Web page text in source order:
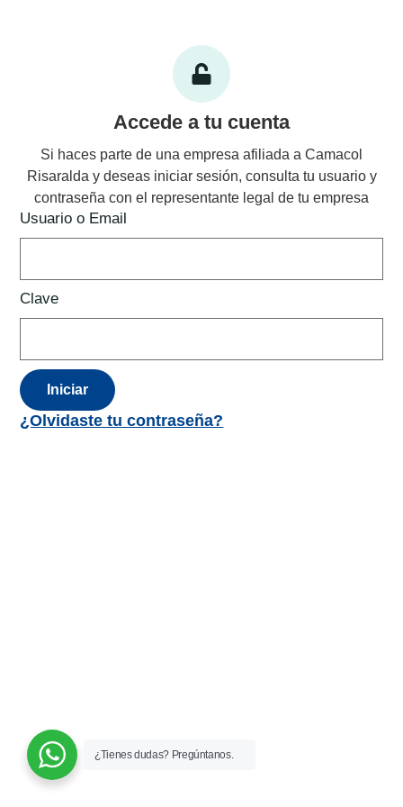
Accede a tu cuenta
Si haces parte de una empresa afiliada a Camacol
Risaralda y deseas iniciar sesión, consulta tu usuario y
contraseña con el representante legal de tu empresa
Usuario o Email
Clave
Iniciar
¿Olvidaste tu contraseña?
¿Tienes dudas? Pregúntanos.